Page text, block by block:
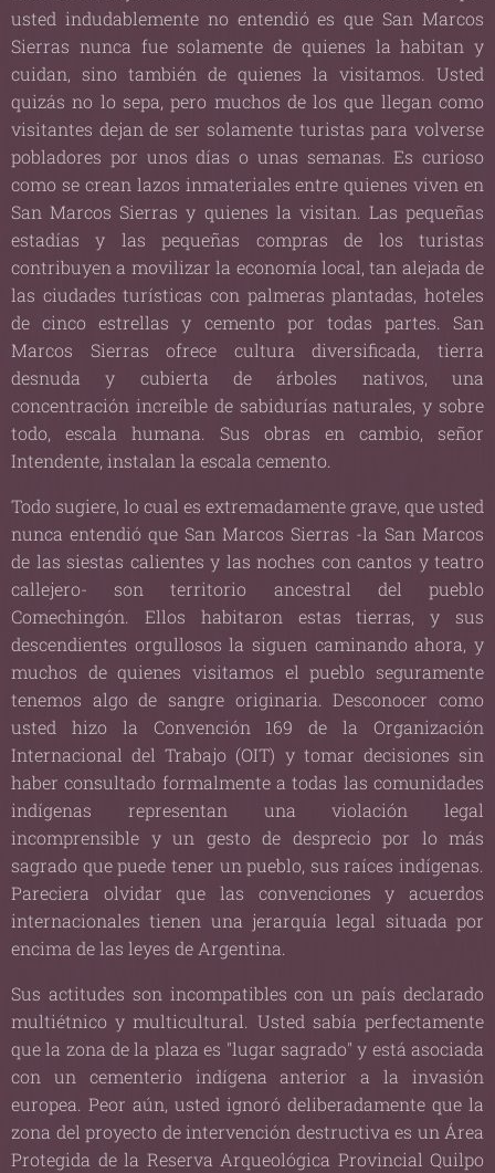
usted indudablemente no entendió es que San Marcos
Sierras nunca fue solamente de quienes la habitan y
cuidan, sino también de quienes la visitamos. Usted
quizás no lo sepa, pero muchos de los que llegan como
visitantes dejan de ser solamente turistas para volverse
pobladores por unos días o unas semanas. Es curioso
como se crean lazos inmateriales entre quienes viven en
San Marcos Sierras y quienes la visitan. Las pequeñas
estadías y las pequeñas compras de los turistas
contribuyen a movilizar la economía local, tan alejada de
las ciudades turísticas con palmeras plantadas, hoteles
de cinco estrellas y cemento por todas partes. San
Marcos Sierras ofrece cultura diversificada, tierra
desnuda y cubierta de árboles nativos, una
concentración increíble de sabidurías naturales, y sobre
todo, escala humana. Sus obras en cambio, señor
Intendente, instalan la escala cemento.
Todo sugiere, lo cual es extremadamente grave, que usted
nunca entendió que San Marcos Sierras -la San Marcos
de las siestas calientes y las noches con cantos y teatro
callejero- son territorio ancestral del pueblo
Comechingón. Ellos habitaron estas tierras, y sus
descendientes orgullosos la siguen caminando ahora, y
muchos de quienes visitamos el pueblo seguramente
tenemos algo de sangre originaria. Desconocer como
usted hizo la Convención 169 de la Organización
Internacional del Trabajo (OIT) y tomar decisiones sin
haber consultado formalmente a todas las comunidades
indígenas representan una violación legal
incomprensible y un gesto de desprecio por lo más
sagrado que puede tener un pueblo, sus raíces indígenas.
Pareciera olvidar que las convenciones y acuerdos
internacionales tienen una jerarquía legal situada por
encima de las leyes de Argentina.
Sus actitudes son incompatibles con un país declarado
multiétnico y multicultural. Usted sabía perfectamente
que la zona de la plaza es "lugar sagrado" y está asociada
con un cementerio indígena anterior a la invasión
europea. Peor aún, usted ignoró deliberadamente que la
zona del proyecto de intervención destructiva es un Área
Protegida de la Reserva Arqueológica Provincial Quilpo